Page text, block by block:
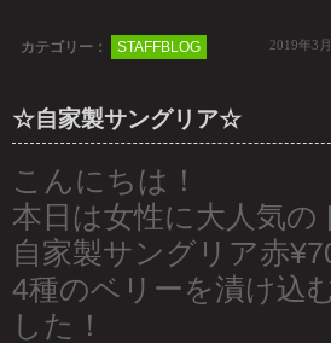
カテゴリー： STAFFBLOG 2019年3
☆自家製サングリア☆
こんにちは！
本日は女性に大人気
自家製サングリア赤
4種のベリーを漬け込
した！